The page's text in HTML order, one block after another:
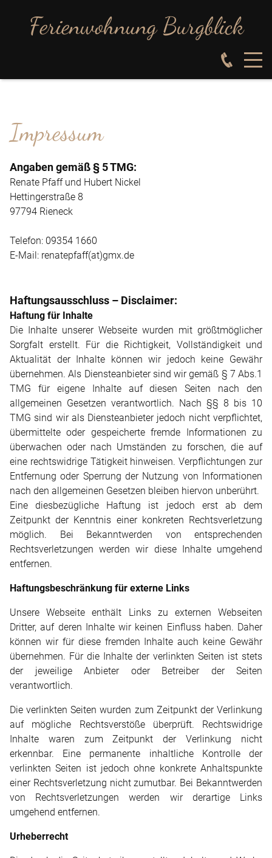
Ferienwohnung Burgblick
Impressum
Angaben gemäß § 5 TMG:
Renate Pfaff und Hubert Nickel
Hettingerstraße 8
97794 Rieneck
Telefon: 09354 1660
E-Mail: renatepfaff(at)gmx.de
Haftungsausschluss – Disclaimer:
Haftung für Inhalte
Die Inhalte unserer Webseite wurden mit größtmöglicher
Sorgfalt erstellt. Für die Richtigkeit, Vollständigkeit und
Aktualität der Inhalte können wir jedoch keine Gewähr
übernehmen. Als Diensteanbieter sind wir gemäß § 7 Abs.1
TMG für eigene Inhalte auf diesen Seiten nach den
allgemeinen Gesetzen verantwortlich. Nach §§ 8 bis 10
TMG sind wir als Diensteanbieter jedoch nicht verpflichtet,
übermittelte oder gespeicherte fremde Informationen zu
überwachen oder nach Umständen zu forschen, die auf
eine rechtswidrige Tätigkeit hinweisen. Verpflichtungen zur
Entfernung oder Sperrung der Nutzung von Informationen
nach den allgemeinen Gesetzen bleiben hiervon unberührt.
Eine diesbezügliche Haftung ist jedoch erst ab dem
Zeitpunkt der Kenntnis einer konkreten Rechtsverletzung
möglich. Bei Bekanntwerden von entsprechenden
Rechtsverletzungen werden wir diese Inhalte umgehend
entfernen.
Haftungsbeschränkung für externe Links
Unsere Webseite enthält Links zu externen Webseiten
Dritter, auf deren Inhalte wir keinen Einfluss haben. Daher
können wir für diese fremden Inhalte auch keine Gewähr
übernehmen. Für die Inhalte der verlinkten Seiten ist stets
der jeweilige Anbieter oder Betreiber der Seiten
verantwortlich.
Die verlinkten Seiten wurden zum Zeitpunkt der Verlinkung
auf mögliche Rechtsverstöße überprüft. Rechtswidrige
Inhalte waren zum Zeitpunkt der Verlinkung nicht
erkennbar. Eine permanente inhaltliche Kontrolle der
verlinkten Seiten ist jedoch ohne konkrete Anhaltspunkte
einer Rechtsverletzung nicht zumutbar. Bei Bekanntwerden
von Rechtsverletzungen werden wir derartige Links
umgehend entfernen.
Urheberrecht